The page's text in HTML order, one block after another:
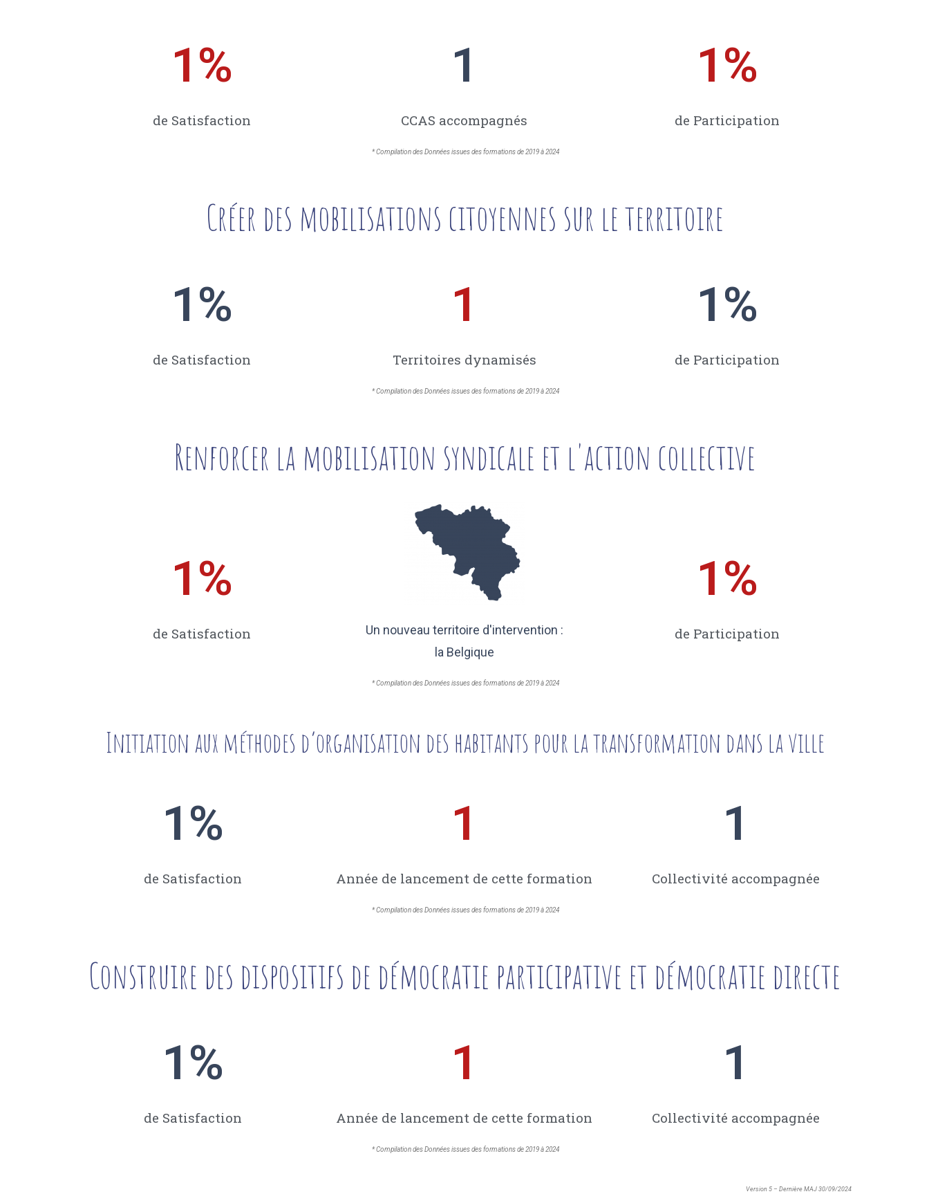
1%
de Satisfaction
1
CCAS accompagnés
1%
de Participation
* Compilation des Données issues des formations de 2019 à 2024
Créer des mobilisations citoyennes sur le territoire
1%
de Satisfaction
1
Territoires dynamisés
1%
de Participation
* Compilation des Données issues des formations de 2019 à 2024
Renforcer la mobilisation syndicale et l'action collective
1%
de Satisfaction
Un nouveau territoire d'intervention :
la Belgique
1%
de Participation
* Compilation des Données issues des formations de 2019 à 2024
Initiation aux méthodes d’organisation des habitants pour la transformation dans la ville
1%
de Satisfaction
1
Année de lancement de cette formation
1
Collectivité accompagnée
* Compilation des Données issues des formations de 2019 à 2024
Construire des dispositifs de démocratie participative et démocratie directe
1%
de Satisfaction
1
Année de lancement de cette formation
1
Collectivité accompagnée
* Compilation des Données issues des formations de 2019 à 2024
Version 5 – Dernière MAJ 30/09/2024